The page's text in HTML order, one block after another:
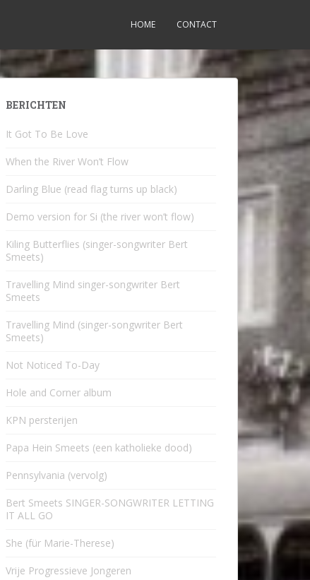
HOME CONTACT
BERICHTEN
It Got To Be Love
When the River Won’t Flow
Darling Blue (read flag turns up black)
Demo version for Si (the river won’t flow)
Kiling Butterflies (singer-songwriter Bert
Smeets)
Travelling Mind singer-songwriter Bert
Smeets
Travelling Mind (singer-songwriter Bert
Smeets)
Not Noticed To-Day
Hole and Corner album
KPN persterijen
Papa Hein Smeets (een katholieke dood)
Pennsylvania (vervolg)
Bert Smeets SINGER-SONGWRITER LETTING
IT ALL GO
She (für Marie-Therese)
Vrije Progressieve Jongeren